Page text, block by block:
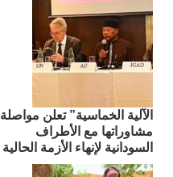
الآلية الخماسية” تعلن مواصلة
مشاوراتها مع الأطراف
السودانية لإنهاء الأزمة الحالية